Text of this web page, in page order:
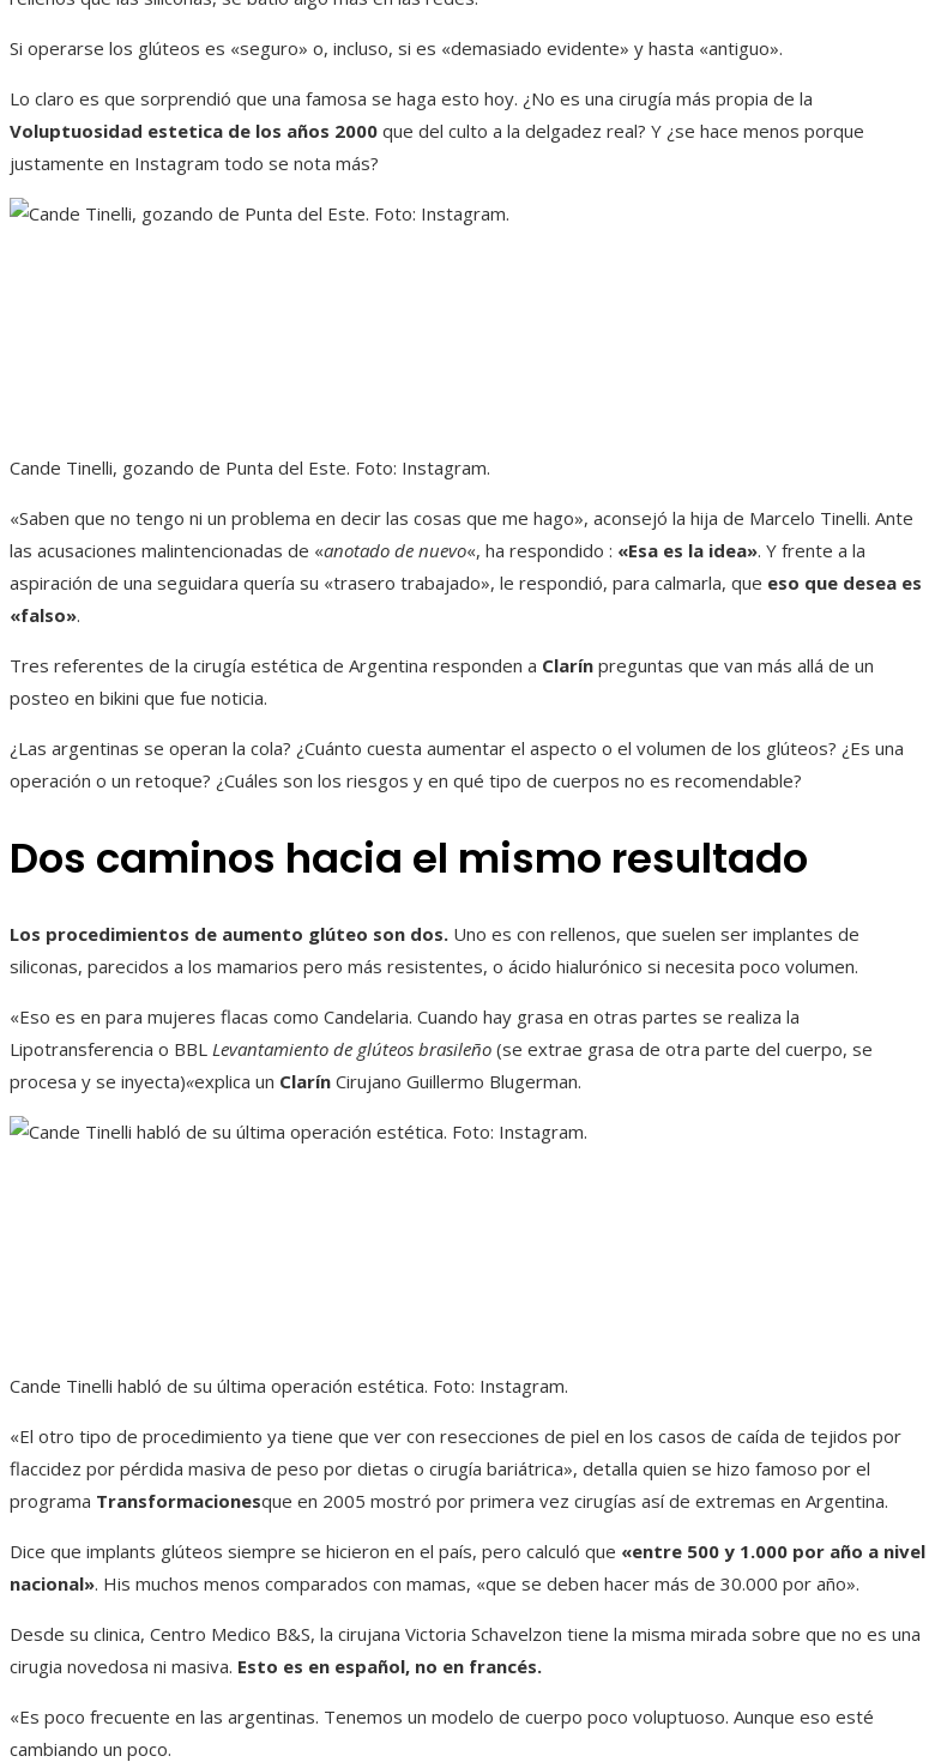
Si operarse los glúteos es «seguro» o, incluso, si es «demasiado evidente» y hasta «antiguo».
Lo claro es que sorprendió que una famosa se haga esto hoy. ¿No es una cirugía más propia de la
Voluptuosidad estetica de los años 2000 que del culto a la delgadez real? Y ¿se hace menos porque
justamente en Instagram todo se nota más?
Cande Tinelli, gozando de Punta del Este. Foto: Instagram.
«Saben que no tengo ni un problema en decir las cosas que me hago», aconsejó la hija de Marcelo Tinelli. Ante
las acusaciones malintencionadas de «anotado de nuevo«, ha respondido : «Esa es la idea». Y frente a la
aspiración de una seguidara quería su «trasero trabajado», le respondió, para calmarla, que eso que desea es
«falso».
Tres referentes de la cirugía estética de Argentina responden a Clarín preguntas que van más allá de un
posteo en bikini que fue noticia.
¿Las argentinas se operan la cola? ¿Cuánto cuesta aumentar el aspecto o el volumen de los glúteos? ¿Es una
operación o un retoque? ¿Cuáles son los riesgos y en qué tipo de cuerpos no es recomendable?
Dos caminos hacia el mismo resultado
Los procedimientos de aumento glúteo son dos. Uno es con rellenos, que suelen ser implantes de
siliconas, parecidos a los mamarios pero más resistentes, o ácido hialurónico si necesita poco volumen.
«Eso es en para mujeres flacas como Candelaria. Cuando hay grasa en otras partes se realiza la
Lipotransferencia o BBL Levantamiento de glúteos brasileño (se extrae grasa de otra parte del cuerpo, se
procesa y se inyecta)«explica un Clarín Cirujano Guillermo Blugerman.
Cande Tinelli habló de su última operación estética. Foto: Instagram.
«El otro tipo de procedimiento ya tiene que ver con resecciones de piel en los casos de caída de tejidos por
flaccidez por pérdida masiva de peso por dietas o cirugía bariátrica», detalla quien se hizo famoso por el
programa Transformacionesque en 2005 mostró por primera vez cirugías así de extremas en Argentina.
Dice que implants glúteos siempre se hicieron en el país, pero calculó que «entre 500 y 1.000 por año a nivel
nacional». His muchos menos comparados con mamas, «que se deben hacer más de 30.000 por año».
Desde su clinica, Centro Medico B&S, la cirujana Victoria Schavelzon tiene la misma mirada sobre que no es una
cirugia novedosa ni masiva. Esto es en español, no en francés.
«Es poco frecuente en las argentinas. Tenemos un modelo de cuerpo poco voluptuoso. Aunque eso esté
cambiando un poco.